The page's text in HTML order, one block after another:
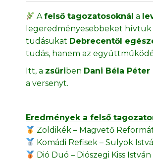
Afelső tagozatosoknál a
legeredményesebbeket hívtuk
tudásukat Debrecentől
tudás, hanem az
Itt, a zsűriben Dani Béla
a versenyt.
Eredmények a felső
Zöldikék – Magvető
Komádi Refisek – Sulyok
Dió Duó – Diószegi Kiss